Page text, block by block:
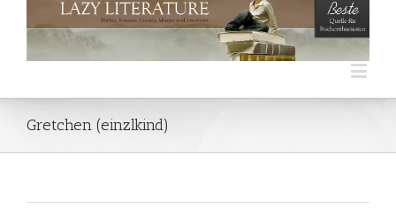
Gretchen (einzlkind)